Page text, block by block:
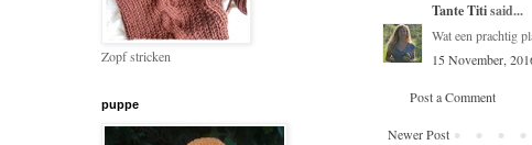
Tante Titisaid...
Wat een prachtig
15 November,
Post a Comment
Newer Post
Zopf stricken
puppe